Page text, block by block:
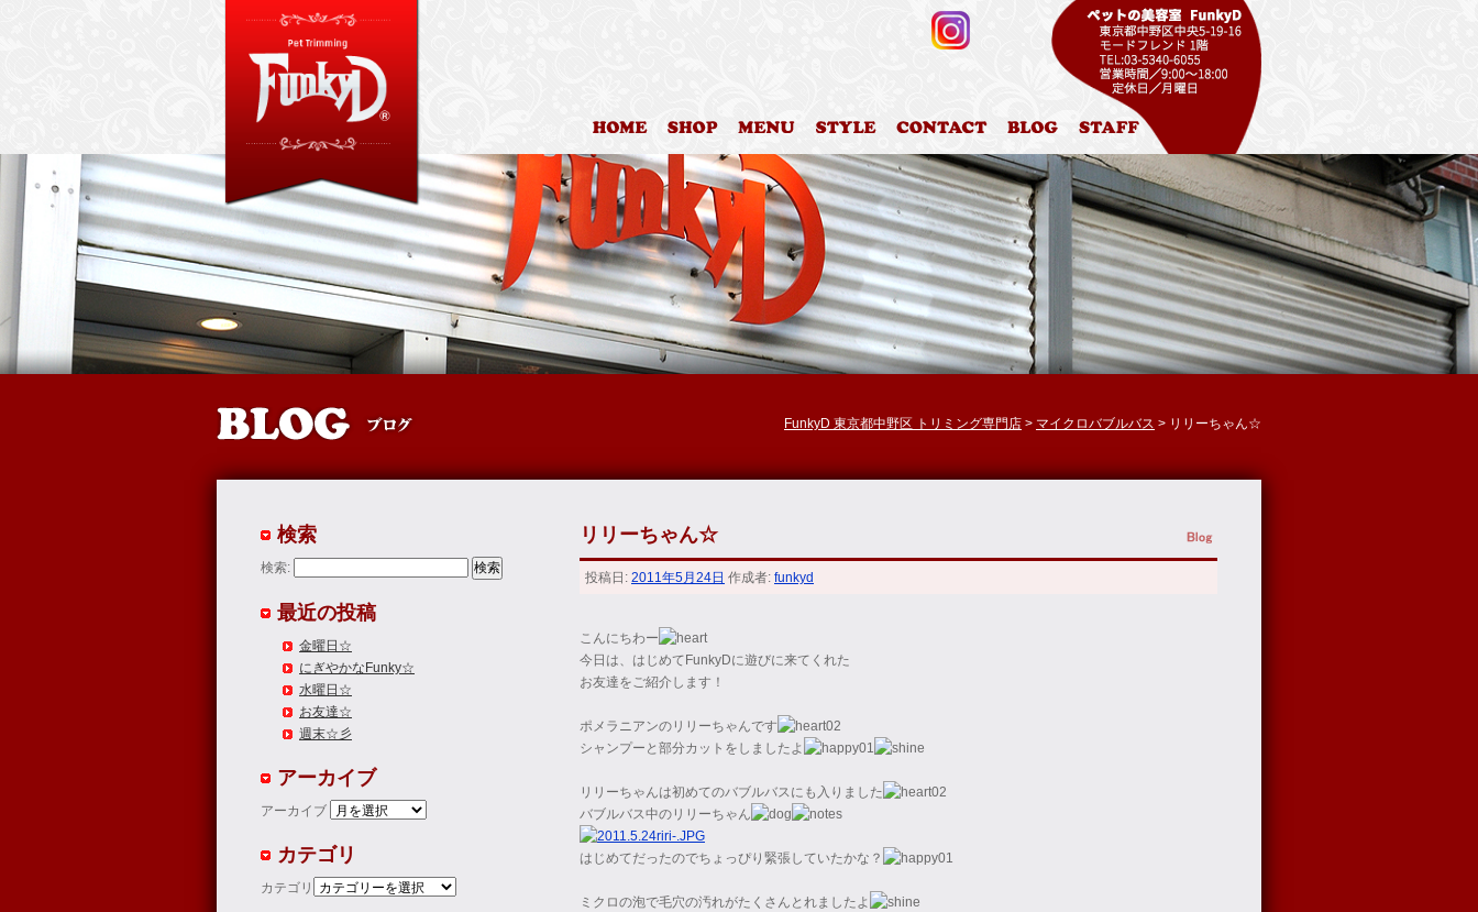
HOME 店舗案内 料金表 カットスタイル お問合わせ ブログ スタッフ紹介
FunkyD 東京都中野区 トリミング専門店 > マイクロバブルバス > リリーちゃん☆
リリーちゃん☆
投稿日: 2011年5月24日 作成者: funkyd
こんにちわー
今日は、はじめてFunkyDに遊びに来てくれた
お友達をご紹介します！
ポメラニアンのリリーちゃんです
シャンプーと部分カットをしましたよ
リリーちゃんは初めてのバブルバスにも入りました
バブルバス中のリリーちゃん
はじめてだったのでちょっぴり緊張していたかな？
ミクロの泡で毛穴の汚れがたくさんとれましたよ
検索
検索:
最近の投稿
金曜日☆
にぎやかなFunky☆
水曜日☆
お友達☆
週末☆彡
アーカイブ
アーカイブ
カテゴリ
カテゴリ